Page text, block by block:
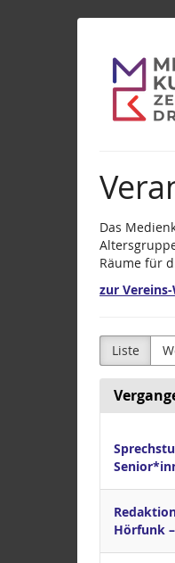
e.V.
Das
Räume für
zur
Liste
Hörfunk